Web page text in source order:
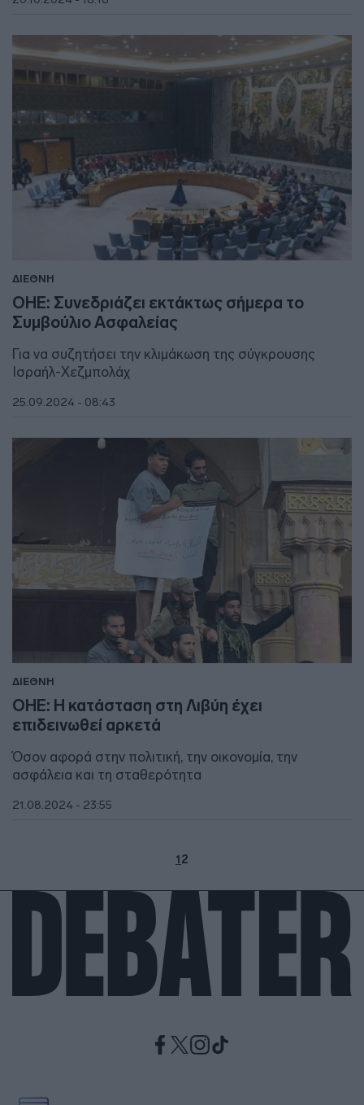
ΔΙΕΘΝΗ
ΟΗΕ: Συνεδριάζει εκτάκτως σήμερα το
Συμβούλιο Ασφαλείας
Για να συζητήσει την κλιμάκωση της σύγκρουσης
Ισραήλ-Χεζμπολάχ
25.09.2024 - 08:43
ΔΙΕΘΝΗ
ΟΗΕ: Η κατάσταση στη Λιβύη έχει
επιδεινωθεί αρκετά
Όσον αφορά στην πολιτική, την οικονομία, την
ασφάλεια και τη σταθερότητα
21.08.2024 - 23:55
12